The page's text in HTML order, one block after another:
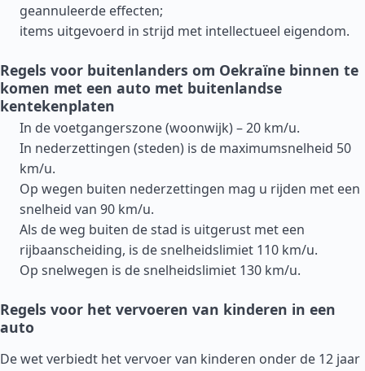
geannuleerde effecten;
items uitgevoerd in strijd met intellectueel eigendom.
Regels voor buitenlanders om Oekraïne binnen te
komen met een auto met buitenlandse
kentekenplaten
In de voetgangerszone (woonwijk) – 20 km/u.
In nederzettingen (steden) is de maximumsnelheid 50
km/u.
Op wegen buiten nederzettingen mag u rijden met een
snelheid van 90 km/u.
Als de weg buiten de stad is uitgerust met een
rijbaanscheiding, is de snelheidslimiet 110 km/u.
Op snelwegen is de snelheidslimiet 130 km/u.
Regels voor het vervoeren van kinderen in een
auto
De wet verbiedt het vervoer van kinderen onder de 12 jaar